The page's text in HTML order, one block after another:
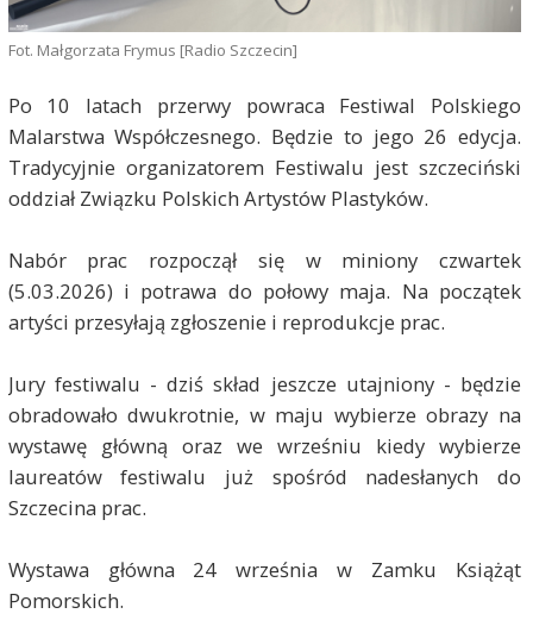
Fot. Małgorzata Frymus [Radio Szczecin]
Po 10 latach przerwy powraca Festiwal Polskiego
Malarstwa Współczesnego. Będzie to jego 26 edycja.
Tradycyjnie organizatorem Festiwalu jest szczeciński
oddział Związku Polskich Artystów Plastyków.
Nabór prac rozpoczął się w miniony czwartek
(5.03.2026) i potrawa do połowy maja. Na początek
artyści przesyłają zgłoszenie i reprodukcje prac.
Jury festiwalu - dziś skład jeszcze utajniony - będzie
obradowało dwukrotnie, w maju wybierze obrazy na
wystawę główną oraz we wrześniu kiedy wybierze
laureatów festiwalu już spośród nadesłanych do
Szczecina prac.
Wystawa główna 24 września w Zamku Książąt
Pomorskich.